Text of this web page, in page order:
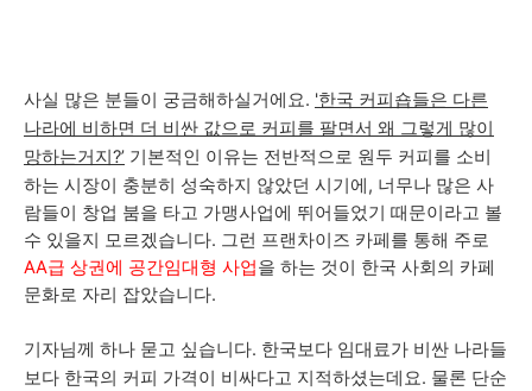
사실 많은 분들이 궁금해하실거에요. '한국 커피숍들은 다른
나라에 비하면 더 비싼 값으로 커피를 팔면서 왜 그렇게 많이
망하는거지?’ 기본적인 이유는 전반적으로 원두 커피를 소비
하는 시장이 충분히 성숙하지 않았던 시기에, 너무나 많은 사
람들이 창업 붐을 타고 가맹사업에 뛰어들었기 때문이라고 볼
수 있을지 모르겠습니다. 그런 프랜차이즈 카페를 통해 주로
AA급 상권에 공간임대형 사업을 하는 것이 한국 사회의 카페
문화로 자리 잡았습니다.
기자님께 하나 묻고 싶습니다. 한국보다 임대료가 비싼 나라들
보다 한국의 커피 가격이 비싸다고 지적하셨는데요. 물론 단순